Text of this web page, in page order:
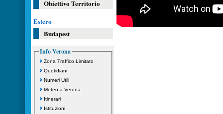
Obiettivo Territorio
Estero
Budapest
Info Verona
Zona Traffico Limitato
Quotidiani
Numeri Utili
Meteo a Verona
Itinerari
Istituzioni